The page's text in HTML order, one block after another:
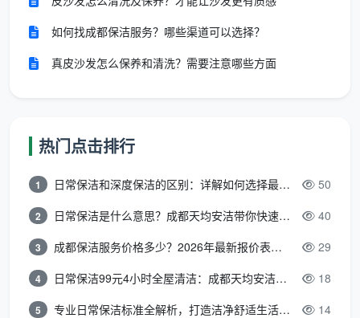
手
法
中性清洁剂为主 及缝隙专用刷头
一句话判断：如果你家只是几天没抹台面、地板踩
了，直接上深度保洁。
二、全屋服务项目逐项拆解：包括什么，不包括什么？
在成都市场上，不同家政服务机构对于日常保洁的
洁保洁，会拥有极其细化的生活区服务执行单。
日常保
洁家政服务包括哪些内容，需要落实到每一个具体的物
理空间。
如何找成都保洁服务？哪些渠道可以选择？
真皮沙发怎么保养和清洗？需要注意哪些方面
热门点击排行
1 日常保洁和深度保洁的区别：详解如何选择最适合的清洁服务 50
2 日常保洁是什么意思？成都天均安洁带你快速区分“日常vs深度vs开荒” 40
3 成都保洁服务价格多少？2026年最新报价表来了，这一篇看透所有费用 29
4 日常保洁99元4小时全屋清洁：成都天均安洁保洁超值服务全解析 18
5 专业日常保洁标准全解析，打造洁净舒适生活空间 14